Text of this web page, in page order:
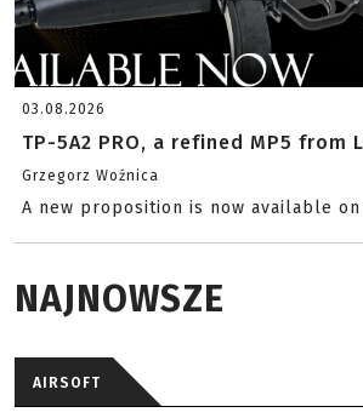
03.08.2026
TP-5A2 PRO, a refined MP5 from
Grzegorz Woźnica
A new proposition is now available
NAJNOWSZE
AIRSOFT